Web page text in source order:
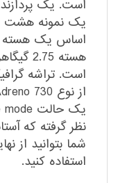
است. یک
یک نمونه هشت
است. تراشه
نظر گرفته که
شما بتوانید از
استفاده کنید.